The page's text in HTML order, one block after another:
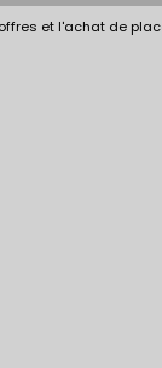
et l'achat de